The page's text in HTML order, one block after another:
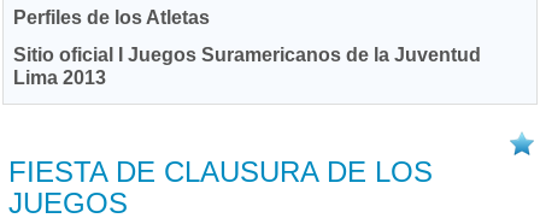
Perfiles de los Atletas
Sitio oficial I Juegos Suramericanos de la Juventud
Lima 2013
FIESTA DE CLAUSURA DE LOS
JUEGOS